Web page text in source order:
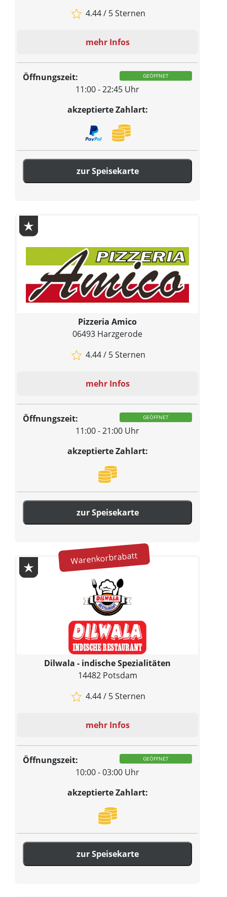
4.44 / 5 Sternen
mehr Infos
Öffnungszeit: GEÖFFNET
11:00 - 22:45 Uhr
akzeptierte Zahlart:
zur Speisekarte
Pizzeria Amico
06493 Harzgerode
4.44 / 5 Sternen
mehr Infos
Öffnungszeit: GEÖFFNET
11:00 - 21:00 Uhr
akzeptierte Zahlart:
zur Speisekarte
Warenkorbrabatt
Dilwala - indische Spezialitäten
14482 Potsdam
4.44 / 5 Sternen
mehr Infos
Öffnungszeit: GEÖFFNET
10:00 - 03:00 Uhr
akzeptierte Zahlart:
zur Speisekarte